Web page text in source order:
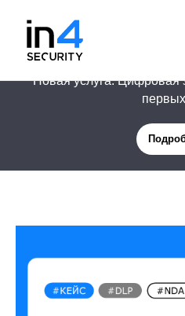
Новая услуга: Цифровая